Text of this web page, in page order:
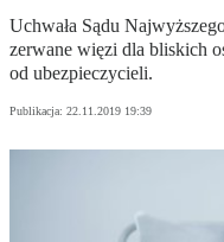
Uchwała Sądu
zerwane więzi dla bliskich
od ubezpieczycieli.
Publikacja: 22.11.2019 19:39